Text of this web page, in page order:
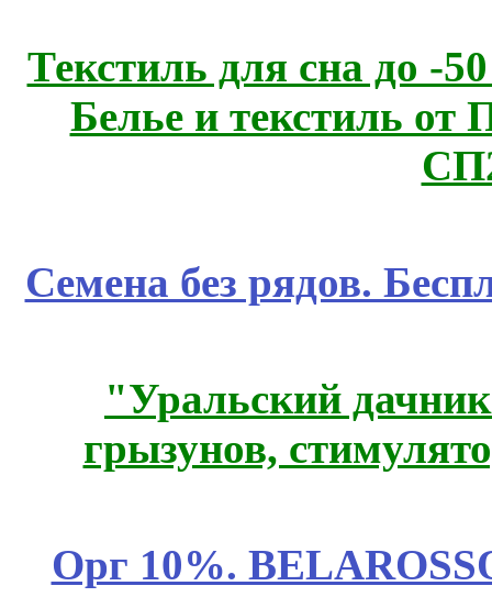
Текстиль для сна до
Белье и текстиль от
Семена без рядов.
"Уральский
грызунов,
Орг 10%.